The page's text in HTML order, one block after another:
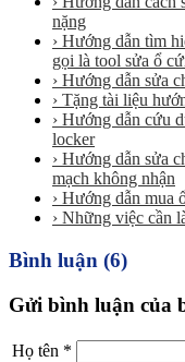
nặng
› Hướng dẫn tìm
gọi là tool sửa ổ
› Hướng dẫn sửa
› Tặng tài liệu
› Hướng dẫn cứu
locker
› Hướng dẫn sửa
mạch không nhận
› Hướng dẫn mua
› Những việc cần
Bình luận (6)
Gửi bình luận của
Họ tên *